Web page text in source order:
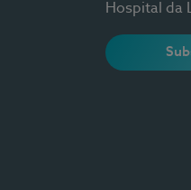
Hospital da